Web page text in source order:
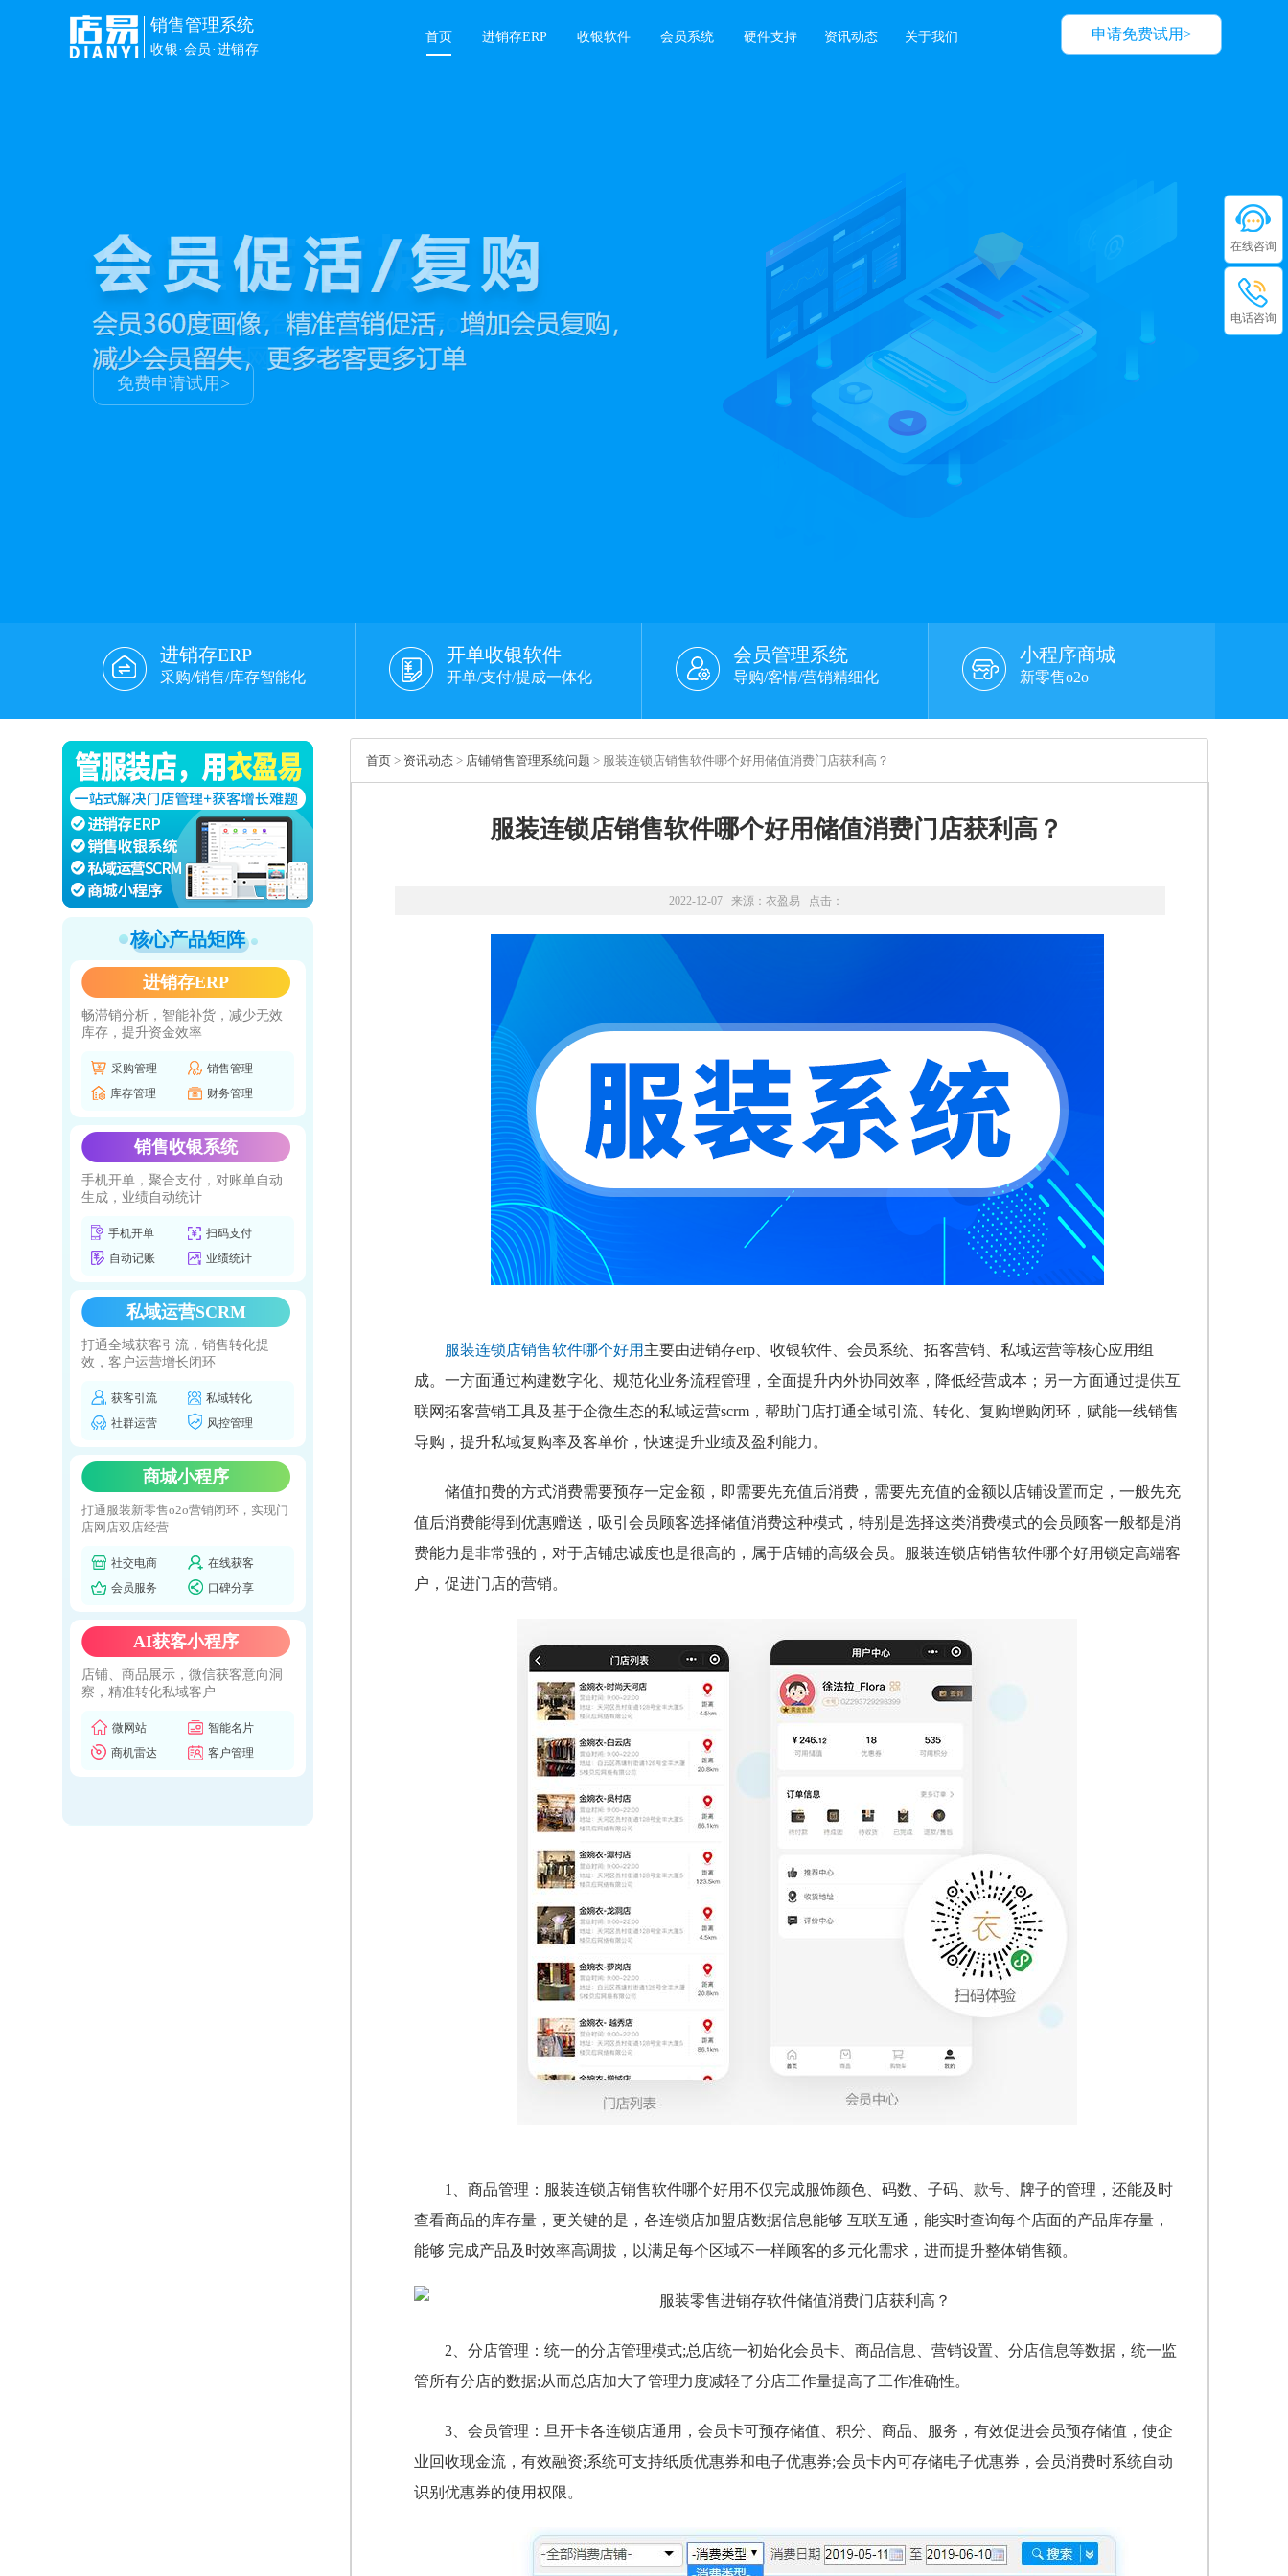
申请免费试用>
销售管理系统
收银·会员·进销存
首页 进销存ERP 收银软件 会员系统 硬件支持 资讯动态 关于我们
免费申请试用>
进销存ERP
采购/销售/库存智能化
开单收银软件
开单/支付/提成一体化
会员管理系统
导购/客情/营销精细化
小程序商城
新零售o2o
核心产品矩阵
进销存ERP
畅滞销分析，智能补货，减少无效
库存，提升资金效率
采购管理
销售管理
库存管理
财务管理
销售收银系统
手机开单，聚合支付，对账单自动
生成，业绩自动统计
手机开单
扫码支付
自动记账
业绩统计
私域运营SCRM
打通全域获客引流，销售转化提
效，客户运营增长闭环
获客引流
私域转化
社群运营
风控管理
商城小程序
打通服装新零售o2o营销闭环，实现门
店网店双店经营
社交电商
在线获客
会员服务
口碑分享
AI获客小程序
店铺、商品展示，微信获客意向洞
察，精准转化私域客户
微网站
智能名片
商机雷达
客户管理
首页 > 资讯动态 > 店铺销售管理系统问题 > 服装连锁店销售软件哪个好用储值消费门店获利高？
服装连锁店销售软件哪个好用储值消费门店获利高？
2022-12-07 来源： 衣盈易 点击：
服装连锁店销售软件哪个好用 主要由进销存erp、收银软件、会员系统、拓客营销、私域运营等核心应用组
成。一方面通过构建数字化、规范化业务流程管理，全面提升内外协同效率，降低经营成本；另一方面通过提供互
联网拓客营销工具及基于企微生态的私域运营scrm，帮助门店打通全域引流、转化、复购增购闭环，赋能一线销售
导购，提升私域复购率及客单价，快速提升业绩及盈利能力。
储值扣费的方式消费需要预存一定金额，即需要先充值后消费，需要先充值的金额以店铺设置而定，一般先充
值后消费能得到优惠赠送，吸引会员顾客选择储值消费这种模式，特别是选择这类消费模式的会员顾客一般都是消
费能力是非常强的，对于店铺忠诚度也是很高的，属于店铺的高级会员。服装连锁店销售软件哪个好用锁定高端客
户，促进门店的营销。
1、商品管理：服装连锁店销售软件哪个好用不仅完成服饰颜色、码数、子码、款号、牌子的管理，还能及时
查看商品的库存量，更关键的是，各连锁店加盟店数据信息能够 互联互通，能实时查询每个店面的产品库存量，
能够 完成产品及时效率高调拔，以满足每个区域不一样顾客的多元化需求，进而提升整体销售额。
2、 分店管理：统一的分店管理模式;总店统一初始化会员卡、商品信息、营销设置、分店信息等数据，统一监
管所有分店的数据;从而总店加大了管理力度减轻了分店工作量提高了工作准确性。
3、会员管理：旦开卡各连锁店通用，会员卡可预存储值、积分、商品、服务，有效促进会员预存储值，使企
业回收现金流，有效融资;系统可支持纸质优惠券和电子优惠券;会员卡内可存储电子优惠券，会员消费时系统自动
识别优惠券的使用权限。
在线咨询
电话咨询